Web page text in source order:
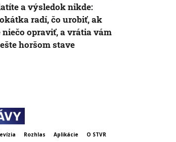
a výsledok nikde:
radí, čo urobiť, ak
niečo opraviť, a vrátia vám
horšom stave
Rozhlas Aplikácie O STVR